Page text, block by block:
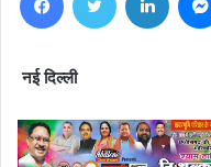
नई दिल्ली